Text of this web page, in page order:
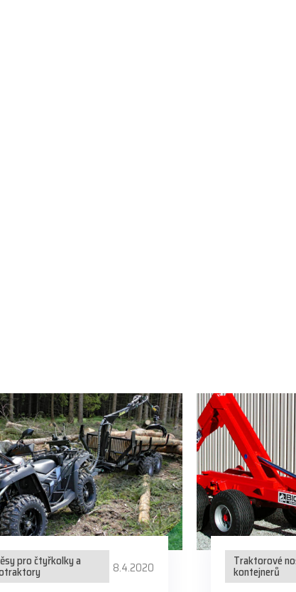
pro čtyřkolky a 8.4.2020 Traktorové
kontejnerů